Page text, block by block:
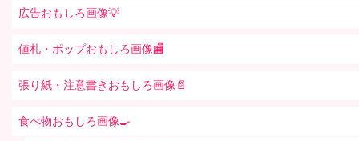
広告おもしろ画像💡
値札・ポップおもしろ画像🏬
張り紙・注意書きおもしろ画像📄
食べ物おもしろ画像🍳